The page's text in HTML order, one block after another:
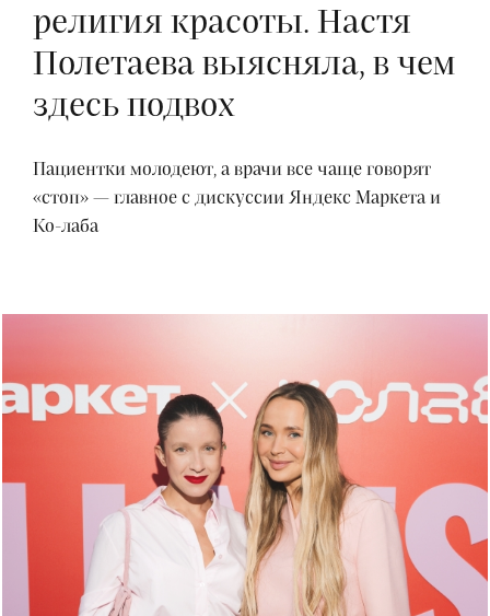
религия красоты. Настя
Полетаева выясняла, в чем
здесь подвох
Пациентки молодеют, а врачи все чаще говорят
«стоп» — главное с дискуссии Яндекс Маркета и
Ко-лаба